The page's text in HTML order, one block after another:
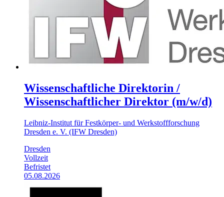
Wissenschaftliche Direktorin /
Wissenschaftlicher Direktor (m/w/d)
Leibniz-Institut für Festkörper- und Werkstoffforschung
Dresden e. V. (IFW Dresden)
Dresden
Vollzeit
Befristet
05.08.2026